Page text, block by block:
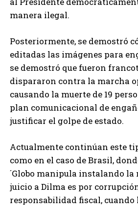
manera ilegal.
Posteriormente, se demostró
editadas las imágenes para
se demostró que fueron
dispararon contra la marcha
causando la muerte de 19
plan comunicacional de
justificar el golpe de estado.
Actualmente continúan este
como en el caso de Brasil,
´Globo manipula instalando la
juicio a Dilma es por
responsabilidad fiscal,